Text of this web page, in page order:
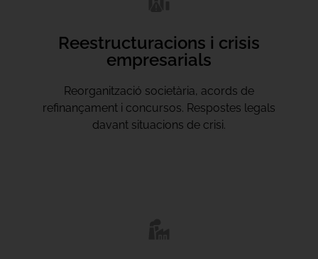
Reestructuracions i crisis
empresarials
Reorganització societària, acords de
refinançament i concursos. Respostes legals
davant situacions de crisi.